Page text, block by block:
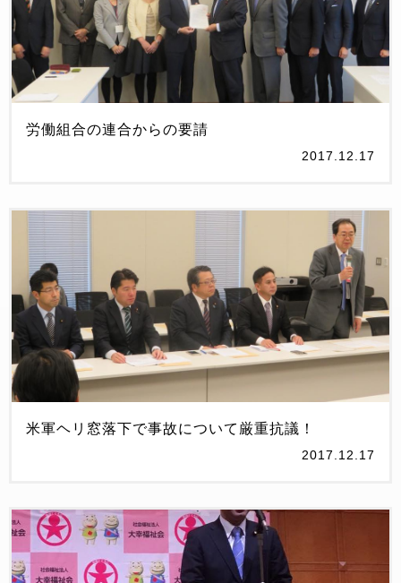
労働組合の連合からの要請
2017.12.17
米軍ヘリ窓落下で事故について厳重抗議！
2017.12.17